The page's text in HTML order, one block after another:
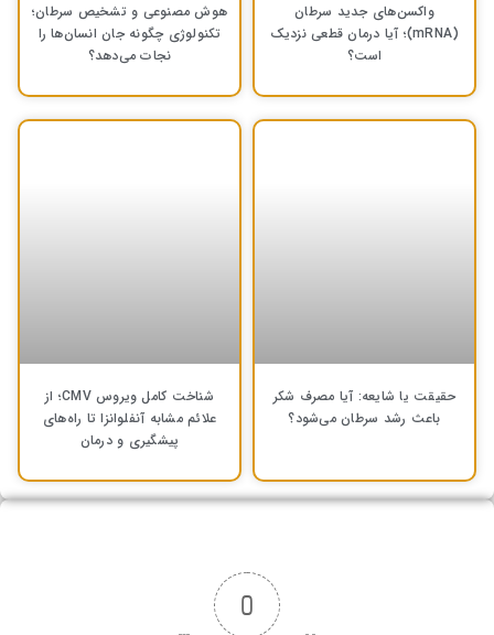
واکسن‌های جدید سرطان
(mRNA)؛ آیا درمان قطعی نزدیک
است؟
هوش مصنوعی و تشخیص سرطان؛
تکنولوژی چگونه جان انسان‌ها را
نجات می‌دهد؟
حقیقت یا شایعه: آیا مصرف شکر
باعث رشد سرطان می‌شود؟
شناخت کامل ویروس CMV؛ از
علائم مشابه آنفلوانزا تا راه‌های
پیشگیری و درمان
0